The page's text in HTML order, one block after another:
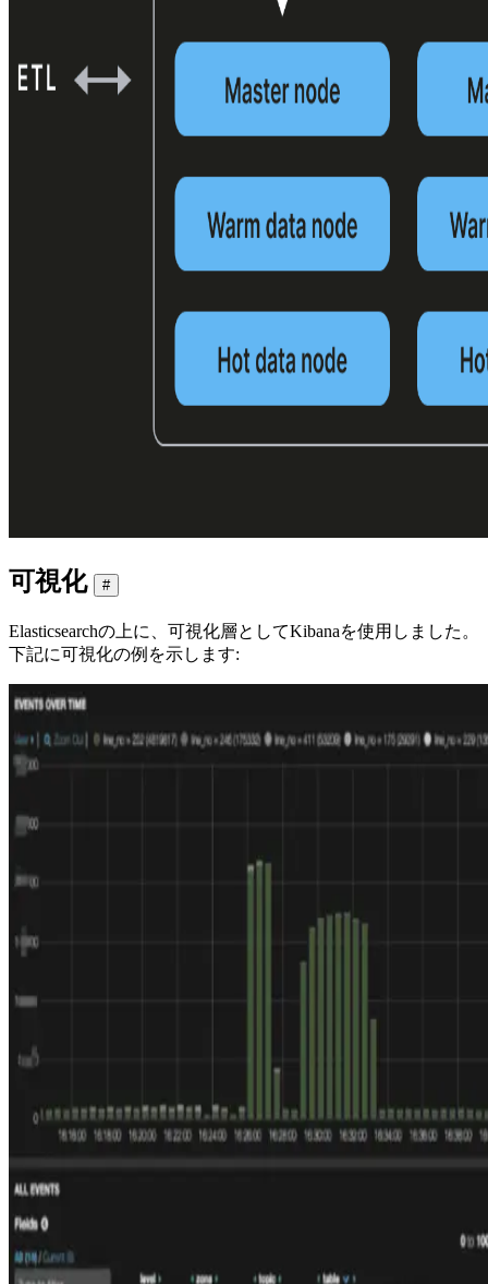
可視化 #
Elasticsearchの上に、可視化層としてKibanaを使用しました。
下記に可視化の例を示します: